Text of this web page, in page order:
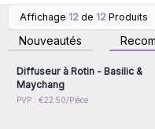
Affichage 12 de 12 Produits
Nouveautés
Connectez-vous ou
inscrivez-vous pour
accéder aux prix de gros
Diffuseur à Rotin - Basilic &
Maychang
PVP : €22.50/Pièce
Connectez-vous ou